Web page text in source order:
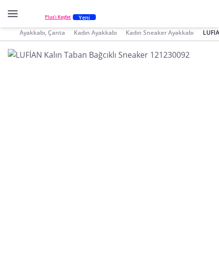
Plus'ı Keşfet Yeni
Ayakkabı, Çanta Kadın Ayakkabı Kadın Sneaker Ayakkabı